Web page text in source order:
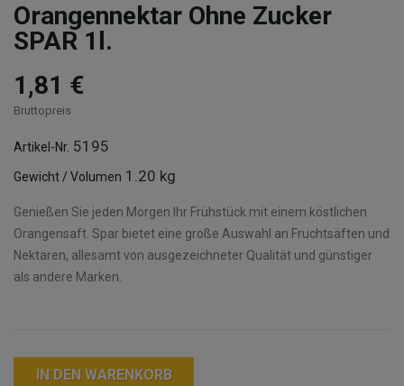
Orangennektar Ohne Zucker
SPAR 1l.
1,81 €
Bruttopreis
Artikel-Nr. 5195
Gewicht / Volumen 1.20 kg
Genießen Sie jeden Morgen Ihr Frühstück mit einem köstlichen
Orangensaft. Spar bietet eine große Auswahl an Fruchtsäften und
Nektaren, allesamt von ausgezeichneter Qualität und günstiger
als andere Marken.
IN DEN WARENKORB